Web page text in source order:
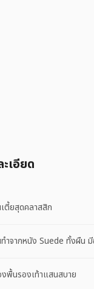
เอียด
ตี้ยสุดคลาสสิก
ำจากหนัง Suede ทั้งผืน มี
พื้นรองเท้าแสนสบาย